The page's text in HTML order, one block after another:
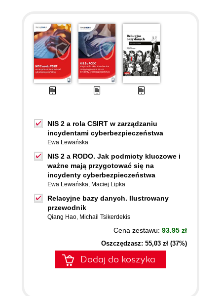
NIS 2 a rola CSIRT w zarządzaniu
incydentami cyberbezpieczeństwa
Ewa Lewańska
NIS 2 a RODO. Jak podmioty kluczowe i
ważne mają przygotować się na
incydenty cyberbezpieczeństwa
Ewa Lewańska, Maciej Lipka
Relacyjne bazy danych. Ilustrowany
przewodnik
Qiang Hao, Michail Tsikerdekis
Cena zestawu: 93.95 zł
Oszczędzasz: 55,03 zł (37%)
Dodaj do koszyka